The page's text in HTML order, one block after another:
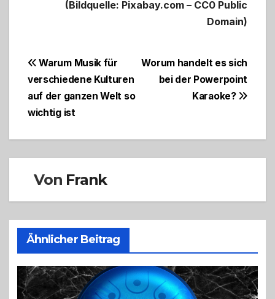
(Bildquelle: Pixabay.com – CC0 Public
Domain)
Beitragsnavigation
Worum handelt es sich
bei der Powerpoint
Karaoke?
Warum Musik für
verschiedene Kulturen
auf der ganzen Welt so
wichtig ist
Von Frank
Ähnlicher Beitrag